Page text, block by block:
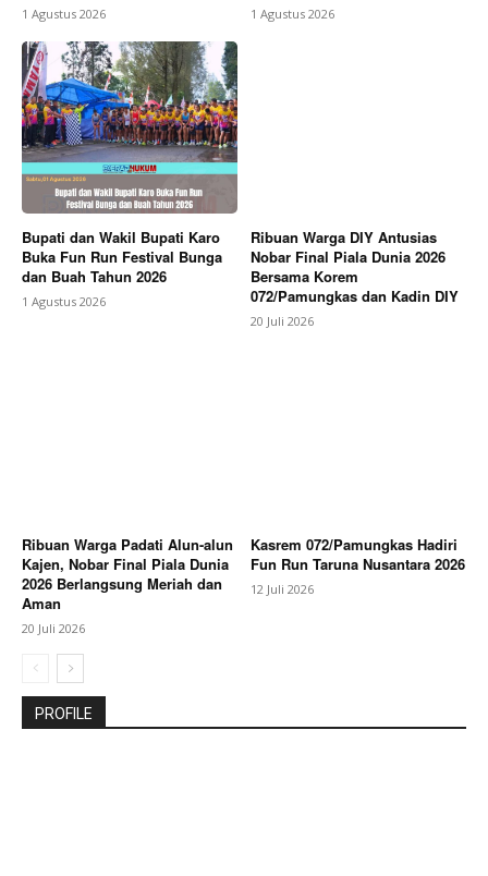
1 Agustus 2026 1 Agustus 2026
Bupati dan Wakil Bupati Karo
Buka Fun Run Festival Bunga
dan Buah Tahun 2026
1 Agustus 2026
Ribuan Warga DIY Antusias
Nobar Final Piala Dunia 2026
Bersama Korem
072/Pamungkas dan Kadin DIY
20 Juli 2026
Ribuan Warga Padati Alun-alun
Kajen, Nobar Final Piala Dunia
2026 Berlangsung Meriah dan
Aman
20 Juli 2026
Kasrem 072/Pamungkas Hadiri
Fun Run Taruna Nusantara 2026
12 Juli 2026
PROFILE